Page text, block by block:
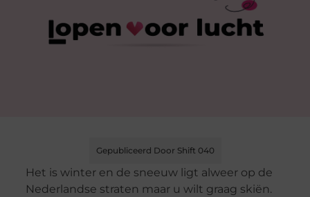
Gepubliceerd Door Shift 040
Het is winter en de sneeuw ligt alweer op de
Nederlandse straten maar u wilt graag skiën.